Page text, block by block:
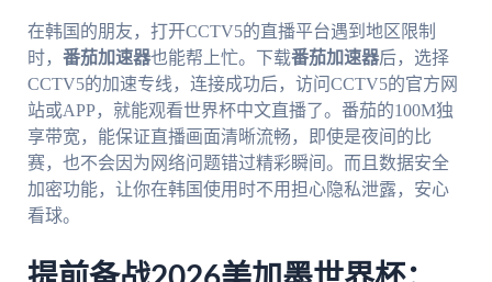
在韩国的朋友，打开CCTV5的直播平台遇到地区限制
时， 番茄加速器也能帮上忙。下载番茄加速器后，选择
CCTV5的加速专线，连接成功后，访问CCTV5的官方网
站或APP，就能观看世界杯中文直播了。番茄的100M独
享带宽，能保证直播画面清晰流畅，即使是夜间的比
赛，也不会因为网络问题错过精彩瞬间。而且数据安全
加密功能，让你在韩国使用时不用担心隐私泄露，安心
看球。